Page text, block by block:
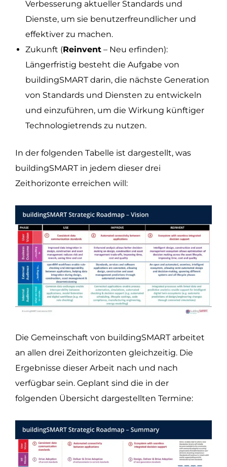
Verbesserung aktueller Standards und
Dienste, um sie benutzerfreundlicher und
effektiver zu machen.
Zukunft (Reinvent – Neu erfinden):
Längerfristig besteht die Aufgabe von
buildingSMART darin, die nächste Generation
von Standards und Diensten zu entwickeln
und einzuführen, um die Wirkung künftiger
Technologietrends zu nutzen.
In der folgenden Tabelle ist dargestellt, was
buildingSMART in jedem dieser drei
Zeithorizonte erreichen will:
Die Gemeinschaft von buildingSMART arbeitet
an allen drei Zeithorizonten gleichzeitig. Die
Ergebnisse dieser Arbeit nach und nach
verfügbar sein. Geplant sind die in der
folgenden Übersicht dargestellten Termine: